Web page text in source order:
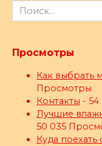
Search
for:
Просмотры
Как выбрать
Просмотры
Контакты -
Лучшие
50 035
Куда